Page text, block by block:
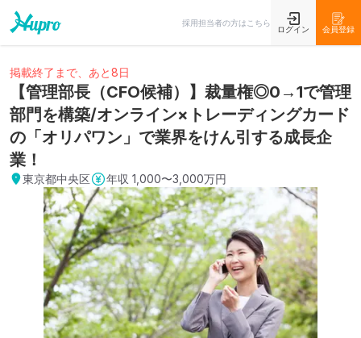
採用担当者の方はこちら
ログイン 会員登録
掲載終了まで、あと8日
【管理部長（CFO候補）】裁量権◎0→1で管理
部門を構築/オンライン×トレーディングカード
の「オリパワン」で業界をけん引する成長企
業！
東京都中央区 年収 1,000〜3,000万円